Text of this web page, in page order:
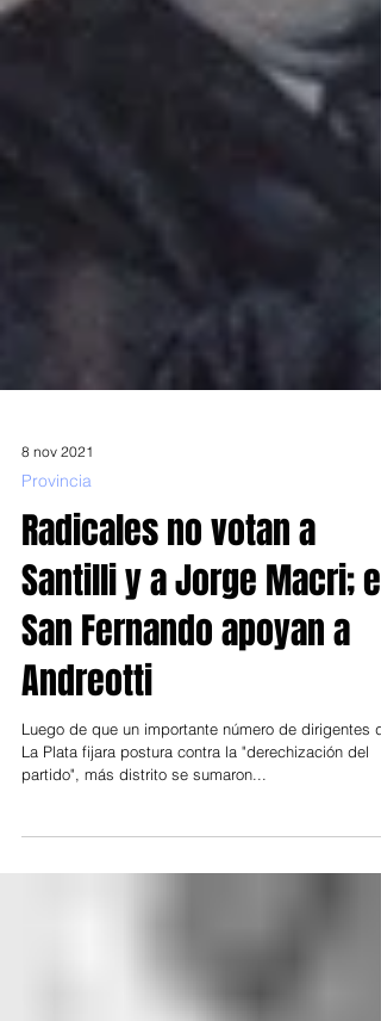
8 nov 2021
Provincia
Radicales no votan a
Santilli y a Jorge Macri; en
San Fernando apoyan a
Andreotti
Luego de que un importante número de dirigentes